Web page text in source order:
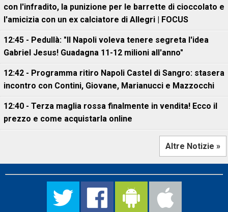
con l'infradito, la punizione per le barrette di cioccolato e
l'amicizia con un ex calciatore di Allegri | FOCUS
12:45 - Pedullà: "Il Napoli voleva tenere segreta l'idea
Gabriel Jesus! Guadagna 11-12 milioni all'anno"
12:42 - Programma ritiro Napoli Castel di Sangro: stasera
incontro con Contini, Giovane, Marianucci e Mazzocchi
12:40 - Terza maglia rossa finalmente in vendita! Ecco il
prezzo e come acquistarla online
Altre Notizie »